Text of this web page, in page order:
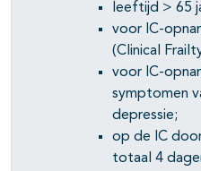
leeftijd > 65
voor IC-
(Clinical
voor IC-
symptomen
depressie;
op de IC
totaal 4